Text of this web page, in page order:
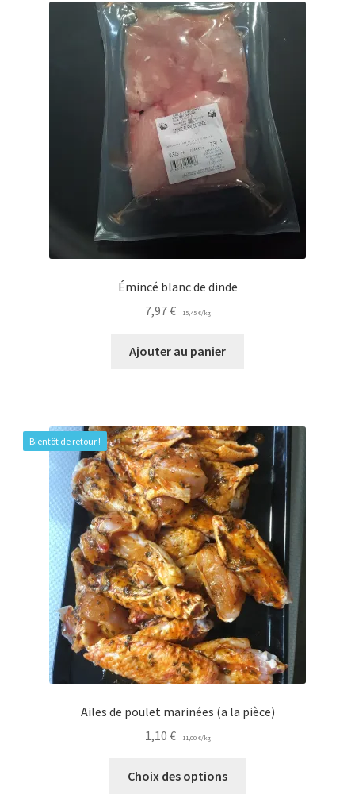
Émincé blanc de dinde
7,97€ 15,45 €/kg
Ajouter au panier
Bientôt de retour !
Ailes de poulet marinées (a la pièce)
1,10 € 11,00 €/kg
Choix des options